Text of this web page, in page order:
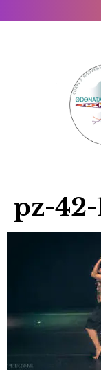
pz-42-